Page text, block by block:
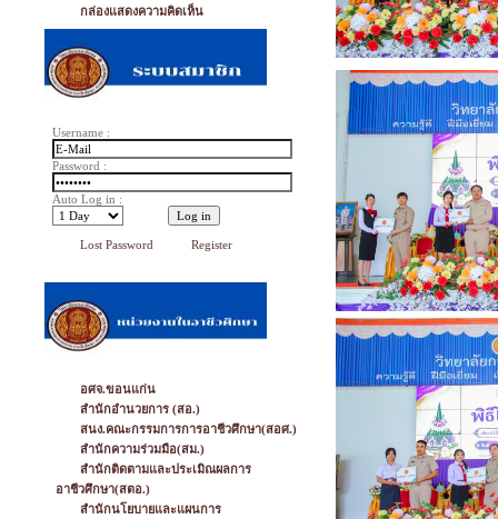
กล่องแสดงความคิดเห็น
Username :
Password :
Auto Log in :
Lost Password Register
อศจ.ขอนแก่น
สำนักอำนวยการ (สอ.)
สนง.คณะกรรมการการอาชีวศึกษา(สอศ.)
สำนักความร่วมมือ(สม.)
สำนักติดตามและประเมิณผลการ
อาชีวศึกษา(สตอ.)
สำนักนโยบายและแผนการ